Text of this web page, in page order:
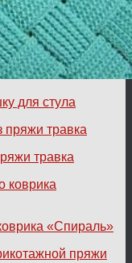
для стула
травка
«Спираль»